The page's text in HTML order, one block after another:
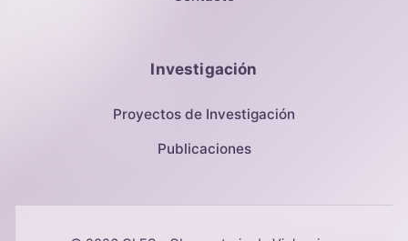
Investigación
Proyectos de Investigación
Publicaciones